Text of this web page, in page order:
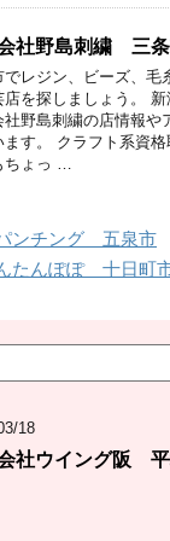
社野島刺繍 三
でレジン、ビーズ、毛
店を探しましょう。 新
社野島刺繍の店情報や
ます。 クラフト系資
ちょっ …
ンチング 五泉市
たんぽぽ 十日町
18
社ウイング阪